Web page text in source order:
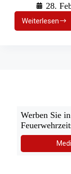
28.
Weiterlesen
Berliner
Werben Sie